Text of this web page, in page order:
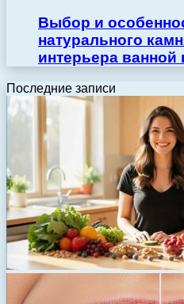
Выбор и
натурального
интерьера ванной
Последние записи